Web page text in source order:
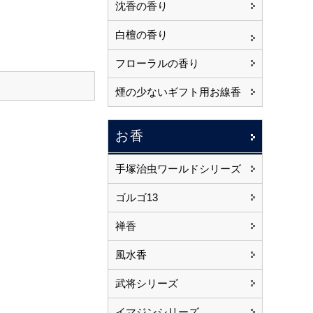
沈香の香り
白檀の香り
フローラルの香り
煙の少ないギフト用お線香
お香
手塚治虫ワールドシリーズ
ゴルゴ13
禅香
風水香
武将シリーズ